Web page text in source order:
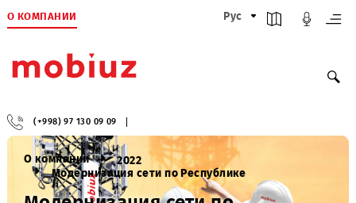
О КОМПАНИИ Рус
(+998) 97 130 09 09
О компании
2022
Модернизация сети по Республике